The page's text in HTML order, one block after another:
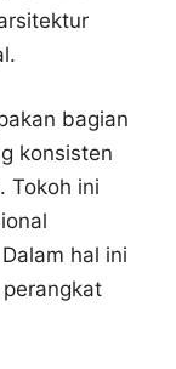
bagian
konsisten
Tokoh ini
hal ini